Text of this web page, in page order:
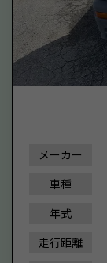
メーカー
車種
年式
走行距離